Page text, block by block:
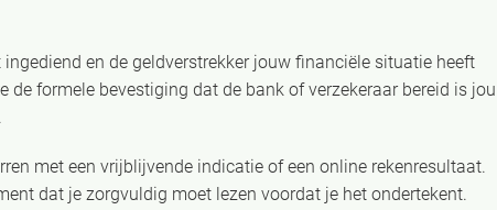
en de geldverstrekker jouw financiële situatie heeft
de formele bevestiging dat de bank of verzekeraar bereid is jou
met een vrijblijvende indicatie of een online rekenresultaat.
dat je zorgvuldig moet lezen voordat je het ondertekent.